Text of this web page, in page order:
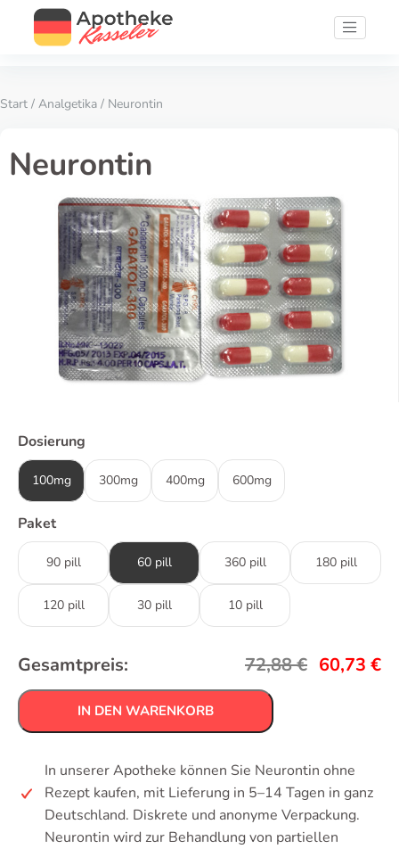
Start / Analgetika / Neurontin
Neurontin
Dosierung
100mg 300mg 400mg 600mg
Paket
90 pill 60 pill 360 pill 180 pill
120 pill 30 pill 10 pill
Gesamtpreis: 72,88€ 60,73 €
IN DEN WARENKORB
In unserer Apotheke können Sie Neurontin ohne
Rezept kaufen, mit Lieferung in 5–14 Tagen in ganz
Deutschland. Diskrete und anonyme Verpackung.
Neurontin wird zur Behandlung von partiellen